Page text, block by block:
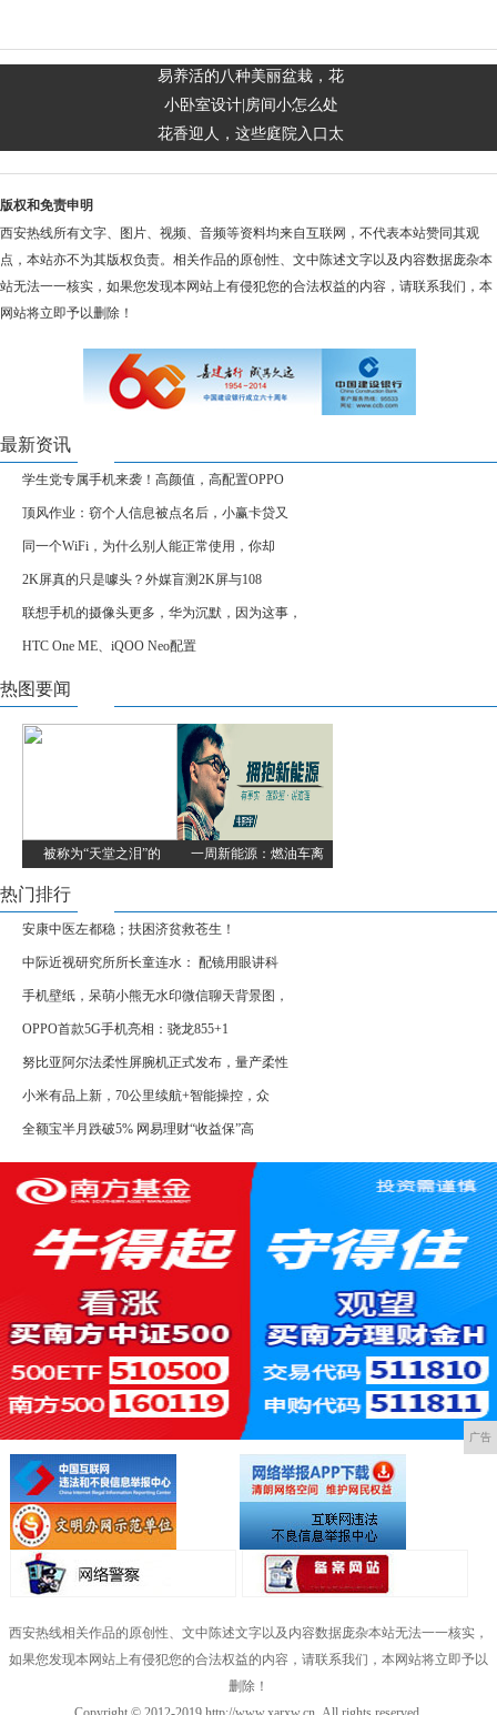
易养活的八种美丽盆栽，花
小卧室设计|房间小怎么处
花香迎人，这些庭院入口太
版权和免责申明
西安热线所有文字、图片、视频、音频等资料均来自互联网，不代表本站赞同其观
点，本站亦不为其版权负责。相关作品的原创性、文中陈述文字以及内容数据庞杂本
站无法一一核实，如果您发现本网站上有侵犯您的合法权益的内容，请联系我们，本
网站将立即予以删除！
最新资讯
学生党专属手机来袭！高颜值，高配置OPPO
​顶风作业：窃个人信息被点名后，小赢卡贷又
同一个WiFi，为什么别人能正常使用，你却
2K屏真的只是噱头？外媒盲测2K屏与108
联想手机的摄像头更多，华为沉默，因为这事，
HTC One ME、iQOO Neo配置
热图要闻
被称为“天堂之泪”的 一周新能源：燃油车离
热门排行
安康中医左都稳；扶困济贫救苍生！
中际近视研究所所长童连水： 配镜用眼讲科
手机壁纸，呆萌小熊无水印微信聊天背景图，
OPPO首款5G手机亮相：骁龙855+1
努比亚阿尔法柔性屏腕机正式发布，量产柔性
小米有品上新，70公里续航+智能操控，众
全额宝半月跌破5% 网易理财“收益保”高
广告
西安热线相关作品的原创性、文中陈述文字以及内容数据庞杂本站无法一一核实，
如果您发现本网站上有侵犯您的合法权益的内容，请联系我们，本网站将立即予以
删除！